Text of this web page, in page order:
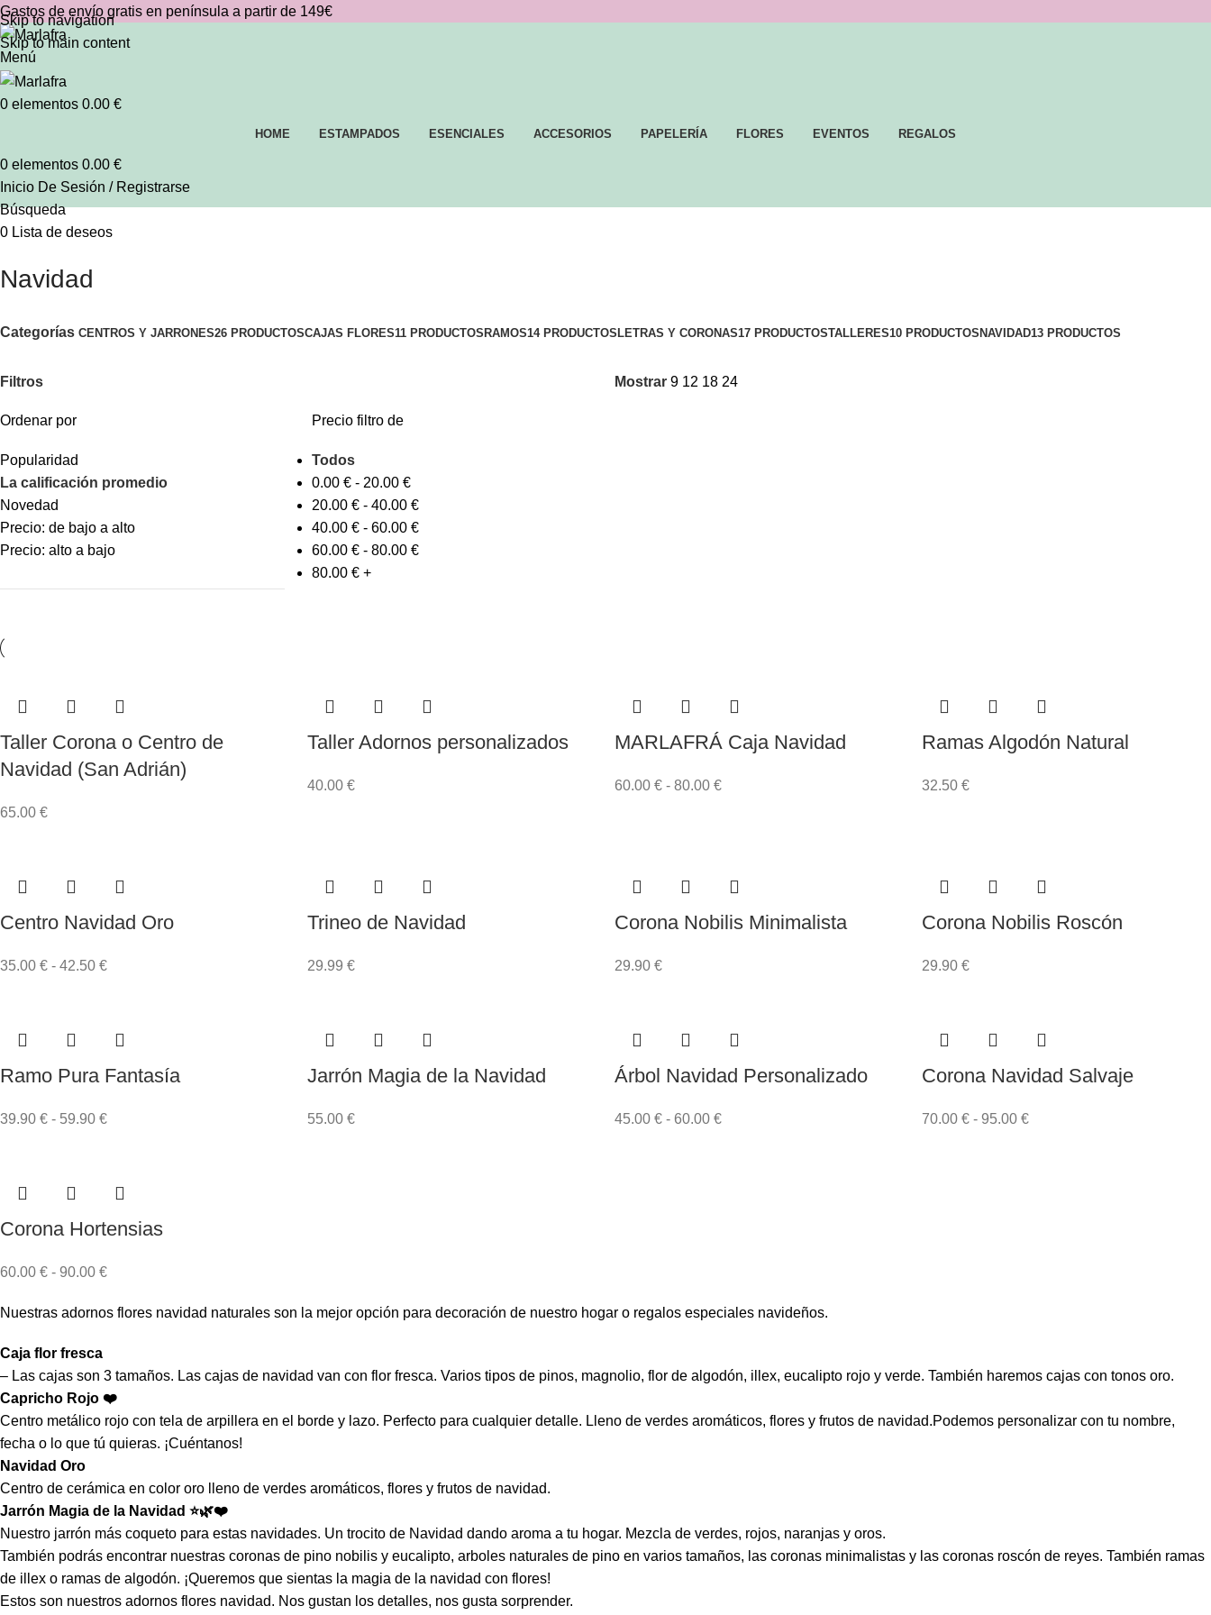
Skip to navigation
Skip to main content
Gastos de envío gratis en península a partir de 149€
Menú
0 elementos 0.00 €
HOME ESTAMPADOS ESENCIALES ACCESORIOS PAPELERÍA FLORES EVENTOS REGALOS
0 elementos 0.00 €
Inicio De Sesión / Registrarse
Búsqueda
0 Lista de deseos
Navidad
Categorías CENTROS Y JARRONES26 PRODUCTOSCAJAS FLORES11 PRODUCTOSRAMOS14 PRODUCTOSLETRAS Y CORONAS17 PRODUCTOSTALLERES10 PRODUCTOSNAVIDAD13 PRODUCTOS
Filtros
Ordenar por
Popularidad
La calificación promedio
Novedad
Precio: de bajo a alto
Precio: alto a bajo
Precio filtro de
Todos
0.00 € - 20.00 €
20.00 € - 40.00 €
40.00 € - 60.00 €
60.00 € - 80.00 €
80.00 € +
Mostrar 9 12 18 24
Taller Corona o Centro de
Navidad (San Adrián)
65.00 €
Taller Adornos personalizados
40.00 €
MARLAFRÁ Caja Navidad
60.00 € - 80.00 €
Ramas Algodón Natural
32.50 €
Centro Navidad Oro
35.00 € - 42.50 €
Trineo de Navidad
29.99 €
Corona Nobilis Minimalista
29.90 €
Corona Nobilis Roscón
29.90 €
Ramo Pura Fantasía
39.90 € - 59.90 €
Jarrón Magia de la Navidad
55.00 €
Árbol Navidad Personalizado
45.00 € - 60.00 €
Corona Navidad Salvaje
70.00 € - 95.00 €
Corona Hortensias
60.00 € - 90.00 €
Nuestras adornos flores navidad naturales son la mejor opción para decoración de nuestro hogar o regalos especiales navideños.
Caja flor fresca
– Las cajas son 3 tamaños. Las cajas de navidad van con flor fresca. Varios tipos de pinos, magnolio, flor de algodón, illex, eucalipto rojo y verde. También haremos cajas con tonos oro.
Capricho Rojo ❤️
Centro metálico rojo con tela de arpillera en el borde y lazo. Perfecto para cualquier detalle. Lleno de verdes aromáticos, flores y frutos de navidad.Podemos personalizar con tu nombre,
fecha o lo que tú quieras. ¡Cuéntanos!
Navidad Oro
Centro de cerámica en color oro lleno de verdes aromáticos, flores y frutos de navidad.
Jarrón Magia de la Navidad ⭐️🌿❤️
Nuestro jarrón más coqueto para estas navidades. Un trocito de Navidad dando aroma a tu hogar. Mezcla de verdes, rojos, naranjas y oros.
También podrás encontrar nuestras coronas de pino nobilis y eucalipto, arboles naturales de pino en varios tamaños, las coronas minimalistas y las coronas roscón de reyes. También ramas
de illex o ramas de algodón. ¡Queremos que sientas la magia de la navidad con flores!
Estos son nuestros adornos flores navidad. Nos gustan los detalles, nos gusta sorprender.